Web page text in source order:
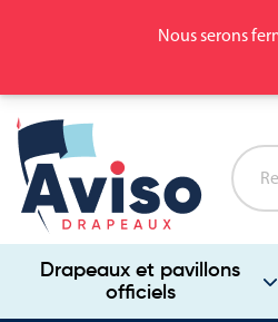
Nous serons
Drapeaux et pavillons
officiels